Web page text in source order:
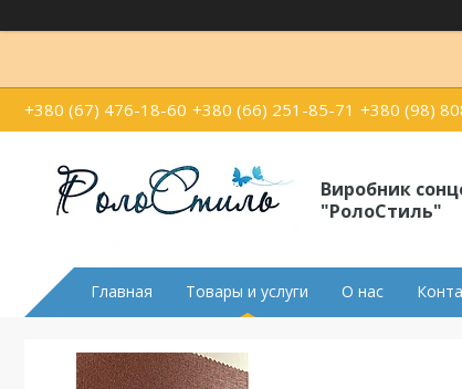
+380 (67) 476-18-60 +380 (66) 251-85-71 +380 (98)
Виробник
"РолоСтиль"
Главная Товары и услуги О нас